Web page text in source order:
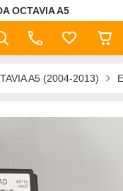
OCTAVIA A5
A5 (2004-2013)